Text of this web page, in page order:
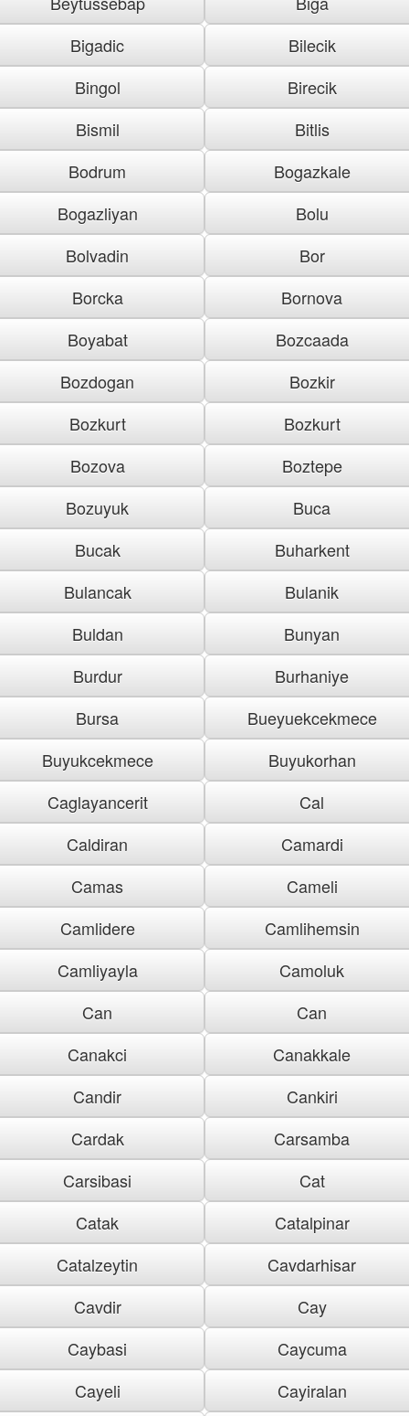
Bigadic
Bilecik
Bingol
Birecik
Bismil
Bitlis
Bodrum
Bogazkale
Bogazliyan
Bolu
Bolvadin
Bor
Borcka
Bornova
Boyabat
Bozcaada
Bozdogan
Bozkir
Bozkurt
Bozkurt
Bozova
Boztepe
Bozuyuk
Buca
Bucak
Buharkent
Bulancak
Bulanik
Buldan
Bunyan
Burdur
Burhaniye
Bursa
Bueyuekcekmece
Buyukcekmece
Buyukorhan
Caglayancerit
Cal
Caldiran
Camardi
Camas
Cameli
Camlidere
Camlihemsin
Camliyayla
Camoluk
Can
Can
Canakci
Canakkale
Candir
Cankiri
Cardak
Carsamba
Carsibasi
Cat
Catak
Catalpinar
Catalzeytin
Cavdarhisar
Cavdir
Cay
Caybasi
Caycuma
Cayeli
Cayiralan